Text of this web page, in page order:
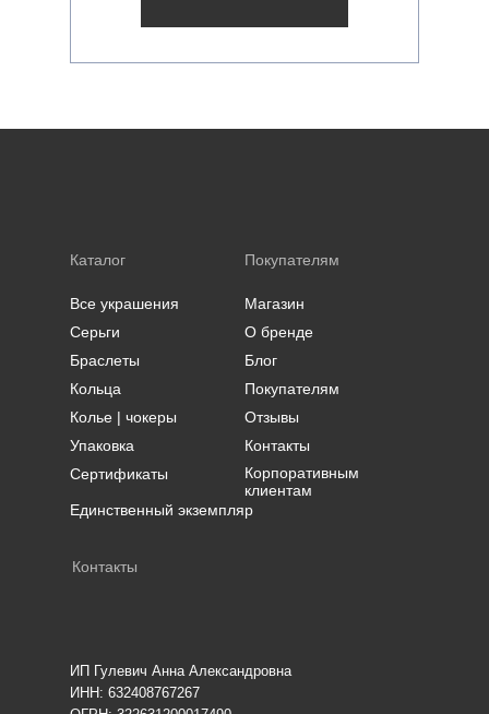
Каталог
Все украшения
Покупателям
Серьги
Браслеты
Кольца
Колье | чокеры
Упаковка
Сертификаты
Единственный экземпляр
Магазин
О бренде
Блог
Покупателям
Отзывы
Контакты
Корпоративным
клиентам
ИП Гулевич Анна Александровна
ИНН: 632408767267
Контакты